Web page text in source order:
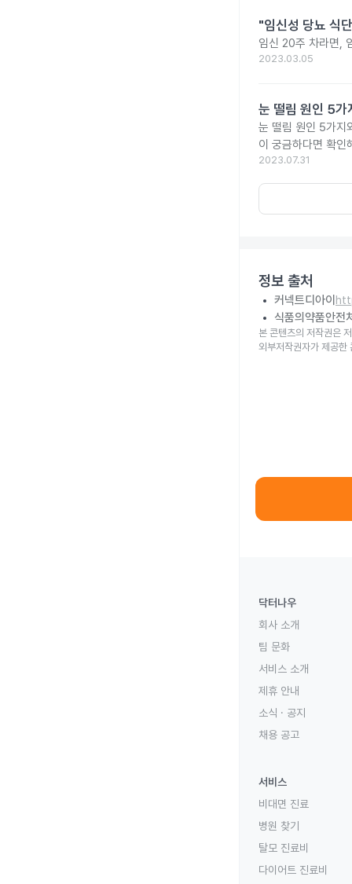
"임신성 당뇨 식
임신 20주 차라면,
2023.03.05
눈 떨림 원인 5가
눈 떨림 원인 5가지
이 궁금하다면 확인
2023.07.31
정보 출처
커넥트디아이
식품의약품안전
본 콘텐츠의 저작권은
외부저작권자가 제공한
닥터나우
회사 소개
팀 문화
서비스 소개
제휴 안내
소식 · 공지
채용 공고
서비스
비대면 진료
병원 찾기
탈모 진료비
다이어트 진료비